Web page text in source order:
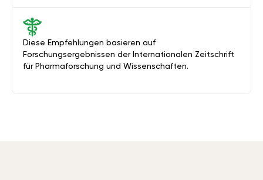
Diese Empfehlungen basieren auf
Forschungsergebnissen der Internationalen Zeitschrift
für Pharmaforschung und Wissenschaften.